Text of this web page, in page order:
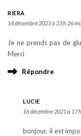
RIERA
14 décembre 2021 à 23 h 26
Je ne prends pas de
Merci
Répondre
LUCIE
16 décembre 2021 à 17
bonjour, il est